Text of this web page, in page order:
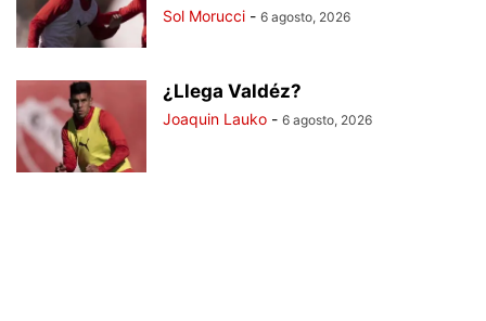
Sol Morucci - 6 agosto, 2026
¿Llega Valdéz?
Joaquin Lauko - 6 agosto, 2026